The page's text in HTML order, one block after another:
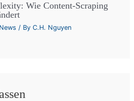
Wie Content-Scraping
News / ByC.H. Nguyen